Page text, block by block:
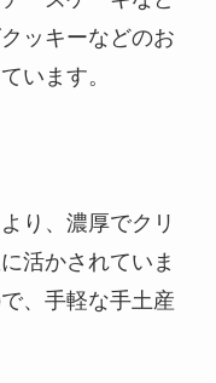
ッキーなどのお
います。
り、濃厚でクリ
活かされていま
、手軽な手土産